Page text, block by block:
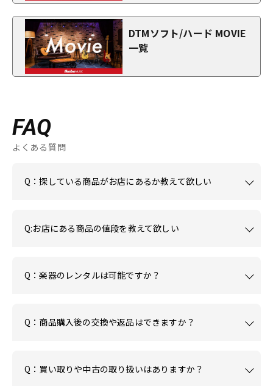
DTMソフト/ハード MOVIE
一覧
FAQ
よくある質問
Q：探している商品がお店にあるか教えて欲しい
Q:お店にある商品の値段を教えて欲しい
Q：楽器のレンタルは可能ですか？
Q：商品購入後の交換や返品はできますか？
Q：買い取りや中古の取り扱いはありますか？